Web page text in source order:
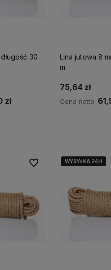
30
zł
Lina jutowa 8
m
75,64 zł
Cena netto:
Do ulubionychWYSYŁKA 24H